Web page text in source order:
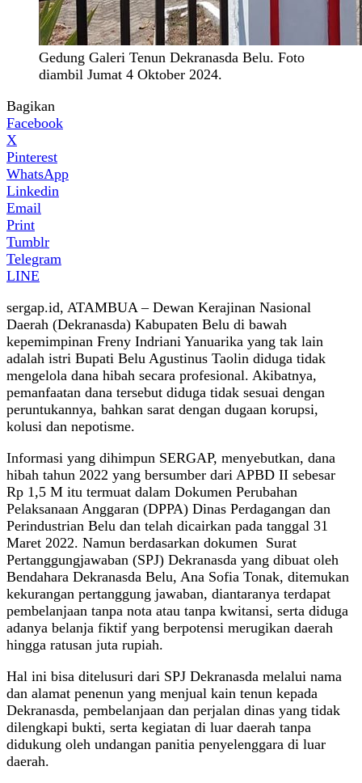
Gedung Galeri Tenun Dekranasda Belu. Foto
diambil Jumat 4 Oktober 2024.
Bagikan
Facebook
X
Pinterest
WhatsApp
Linkedin
Email
Print
Tumblr
Telegram
LINE
sergap.id, ATAMBUA – Dewan Kerajinan Nasional
Daerah (Dekranasda) Kabupaten Belu di bawah
kepemimpinan Freny Indriani Yanuarika yang tak lain
adalah istri Bupati Belu Agustinus Taolin diduga tidak
mengelola dana hibah secara profesional. Akibatnya,
pemanfaatan dana tersebut diduga tidak sesuai dengan
peruntukannya, bahkan sarat dengan dugaan korupsi,
kolusi dan nepotisme.
Informasi yang dihimpun SERGAP, menyebutkan, dana
hibah tahun 2022 yang bersumber dari APBD II sebesar
Rp 1,5 M itu termuat dalam Dokumen Perubahan
Pelaksanaan Anggaran (DPPA) Dinas Perdagangan dan
Perindustrian Belu dan telah dicairkan pada tanggal 31
Maret 2022. Namun berdasarkan dokumen Surat
Pertanggungjawaban (SPJ) Dekranasda yang dibuat oleh
Bendahara Dekranasda Belu, Ana Sofia Tonak, ditemukan
kekurangan pertanggung jawaban, diantaranya terdapat
pembelanjaan tanpa nota atau tanpa kwitansi, serta diduga
adanya belanja fiktif yang berpotensi merugikan daerah
hingga ratusan juta rupiah.
Hal ini bisa ditelusuri dari SPJ Dekranasda melalui nama
dan alamat penenun yang menjual kain tenun kepada
Dekranasda, pembelanjaan dan perjalan dinas yang tidak
dilengkapi bukti, serta kegiatan di luar daerah tanpa
didukung oleh undangan panitia penyelenggara di luar
daerah.